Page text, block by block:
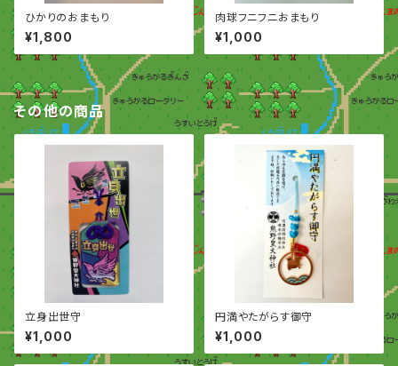
ひかりのおまもり
¥1,800
肉球フニフニおまもり
¥1,000
その他の商品
立身出世守
¥1,000
円満やたがらす御守
¥1,000